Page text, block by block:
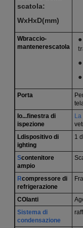
scatola:
WxHxD(mm)
Wbraccio-
mantenerescatola
Porta
Io...finestra di
ispezione
Ldispositivo di
ighting
1
Scontenitore
ampio
Rcompressore di
refrigerazione
COlanti
Sistema di
condensazione